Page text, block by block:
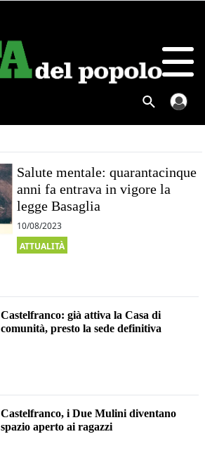
Salute mentale: quarantacinque
anni fa entrava in vigore la
legge Basaglia
10/08/2023
ATTUALITÀ
Castelfranco: già attiva la Casa di
comunità, presto la sede definitiva
Castelfranco, i Due Mulini diventano
spazio aperto ai ragazzi